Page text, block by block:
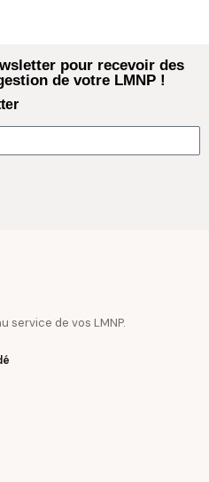
pour recevoir des
de votre LMNP !
service de vos LMNP.